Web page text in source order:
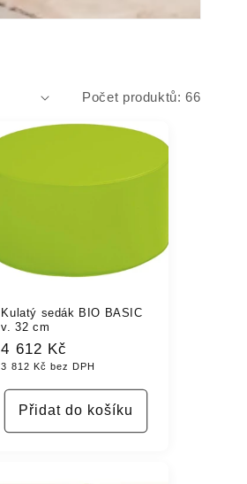
Počet produktů: 66
Kulatý sedák BIO BASIC
v. 32 cm
Běžná
cena
4 612 Kč
3 812 Kč bez DPH
Přidat do košíku